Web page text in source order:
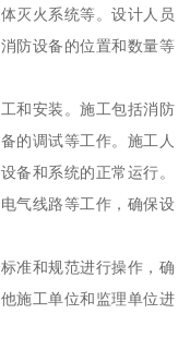
灭火系统等。设计人员
防设备的位置和数量等
和安装。施工包括消防
的调试等工作。施工人
备和系统的正常运行。
气线路等工作，确保设
准和规范进行操作，确
施工单位和监理单位进